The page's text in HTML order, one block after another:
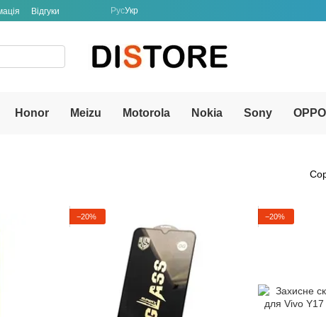
Відгуки РусУкр
Honor Meizu Motorola Nokia Sony OPPO
−20% −20%